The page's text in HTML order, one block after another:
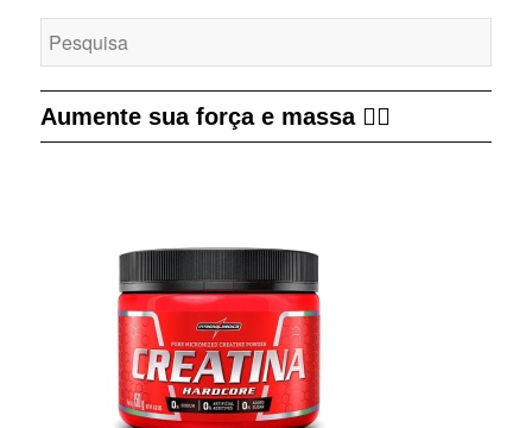
Aumente sua força e massa 👇🏻